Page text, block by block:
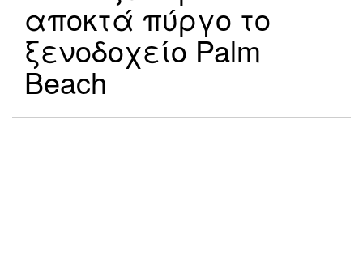
αποκτά πύργο το
ξενοδοχείο Palm
Beach